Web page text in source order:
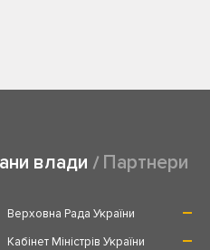
влади Партнери
Верховна Рада України
Кабінет Міністрів України